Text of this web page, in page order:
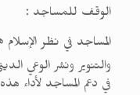
الوقف للمساجد :
المساجد في نظر
والتنوير ونشر الوعي
في دعم المساجد لأداء